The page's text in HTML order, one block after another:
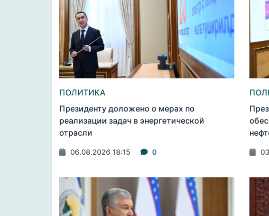
ПОЛИТИКА
Президенту доложено о мерах по
реализации задач в энергетической
отрасли
06.08.2026 18:15 0